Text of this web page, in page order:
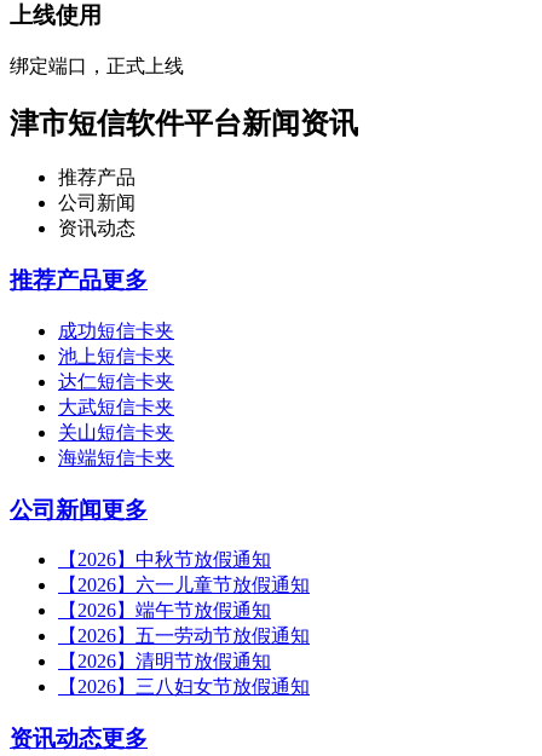
上线使用
绑定端口，正式上线
津市短信软件平台新闻资讯
推荐产品
公司新闻
资讯动态
推荐产品更多
成功短信卡夹
池上短信卡夹
达仁短信卡夹
大武短信卡夹
关山短信卡夹
海端短信卡夹
公司新闻更多
【2026】中秋节放假通知
【2026】六一儿童节放假通知
【2026】端午节放假通知
【2026】五一劳动节放假通知
【2026】清明节放假通知
【2026】三八妇女节放假通知
资讯动态更多